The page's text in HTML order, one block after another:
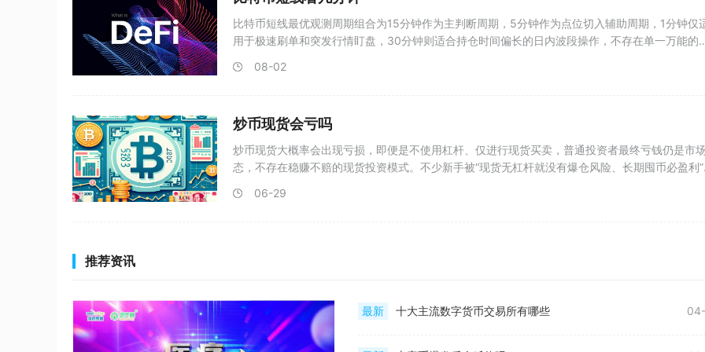
比特币短线最优观测周期组合为15分钟作为主判断周期，5分钟作为点位切入辅助周期，1分钟仅
用于极速刷单和突发行情盯盘，30分钟则适合持仓时间偏长的日内波段操作，不存在单一万能的
08-02
炒币现货会亏吗
炒币现货大概率会出现亏损，即便是不使用杠杆、仅进行现货买卖，普通投资者最终亏钱仍是市
态，不存在稳赚不赔的现货投资模式。不少新手被“现货无杠杆就没有爆仓风险、长期囤币必盈利”
06-29
推荐资讯
最新 十大主流数字货币交易所有哪些